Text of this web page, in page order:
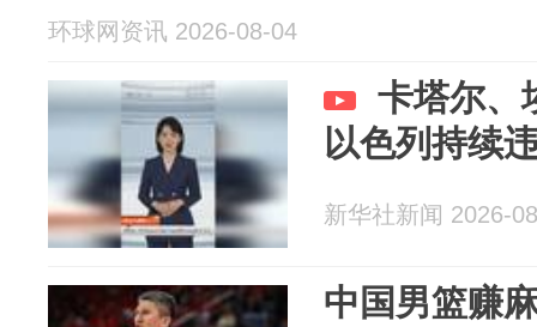
环球网资讯 2026-08-04
卡塔尔、
以色列持续
新华社新闻 2026-
中国男篮赚